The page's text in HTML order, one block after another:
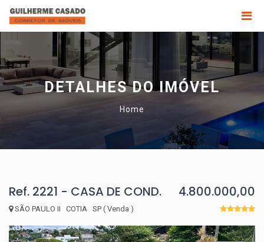
DETALHES DO IMÓVEL
Home
Ref. 2221 - CASA DE COND.
SÃO PAULO II COTIA SP ( Venda )
4.800.000,00